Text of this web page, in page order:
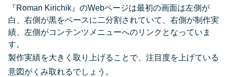
『Roman Kirichik』のWebページは最初の画面は左側が
白、右側が黒をベースに二分割されていて、右側が制作実
績、左側がコンテンツメニューへのリンクとなっていま
す。
製作実績を大きく取り上げることで、注目度を上げている
意図がくみ取れるでしょう。